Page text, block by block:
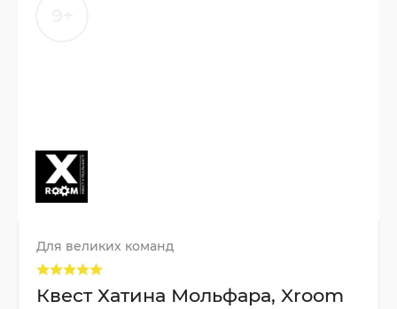
Для великих команд
Квест Хатина Мольфара, Xroom